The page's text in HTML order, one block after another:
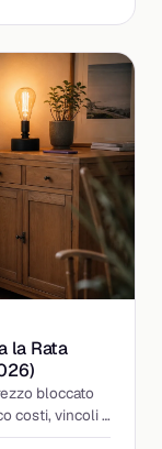
la Rata
bloccato
costi, vincoli e